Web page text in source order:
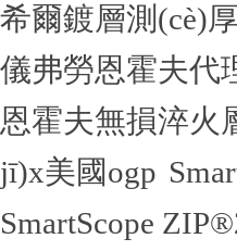
希爾鍍層測(cè)
儀弗勞恩霍夫代
恩霍夫無損淬火
jī)x美國ogp
SmartScope